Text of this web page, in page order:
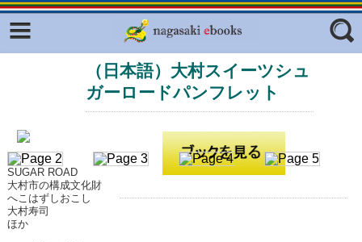
フリーワード
ジャンル
（日本語）大村スイーツシュ
ガーロードパンフレット
SUGAR ROAD
大村市の構成文化財
へこはずしおこし
大村寿司
ほか
Facebook
ふくいろキラリプロジェクト
東京観光デジタルパンフレットギャ
ラリー（TOKYO Brochures）
はじめてご利用される方へ
コンテンツ